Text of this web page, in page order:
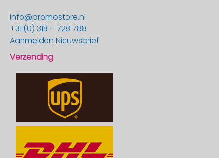
info@promostore.nl
+31 (0) 318 – 728 788
Aanmelden Nieuwsbrief
Verzending